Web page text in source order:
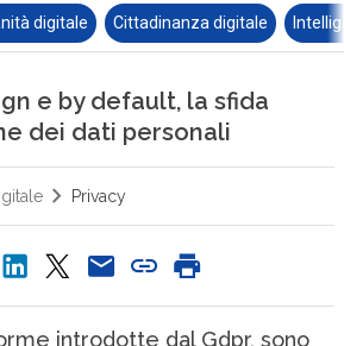
digitale Cittadinanza digitale
e by default, la sfida
dei dati personali
Privacy
introdotte dal Gdpr, sono